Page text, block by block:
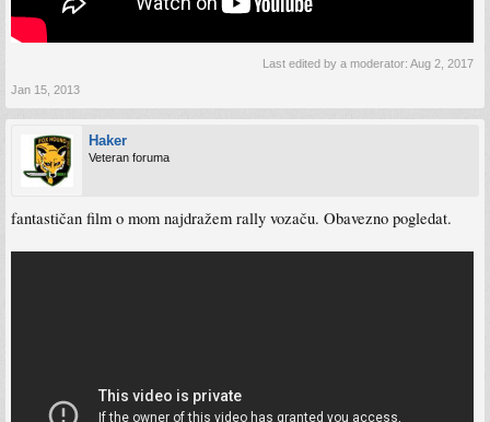
Last edited by a moderator: Aug 2, 2017
Jan 15, 2013
Haker
Veteran foruma
fantastičan film o mom najdražem rally vozaču. Obavezno pogledat.